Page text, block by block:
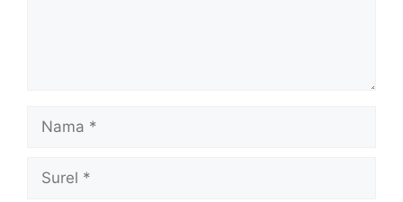
Nama
Surel